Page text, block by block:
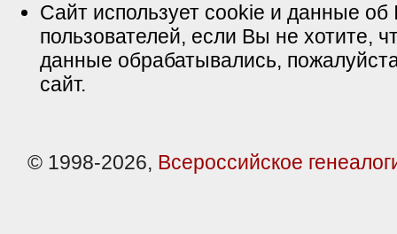
Сайт использует cookie и данные об
пользователей, если Вы не хотите,
данные обрабатывались,
сайт.
© 1998-2026, Всероссийское